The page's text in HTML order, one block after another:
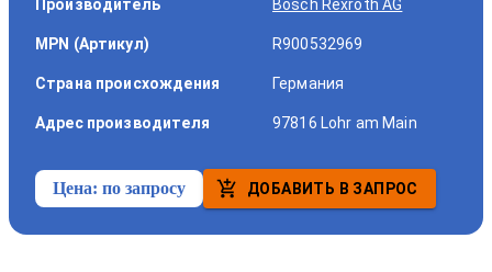
Производитель Bosch Rexroth AG
MPN (Артикул) R900532969
Страна происхождения Германия
Адрес производителя 97816 Lohr am Main
Цена: по запросу ДОБАВИТЬ В ЗАПРОС